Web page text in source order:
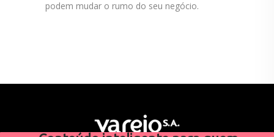
podem mudar o rumo do seu negócio.